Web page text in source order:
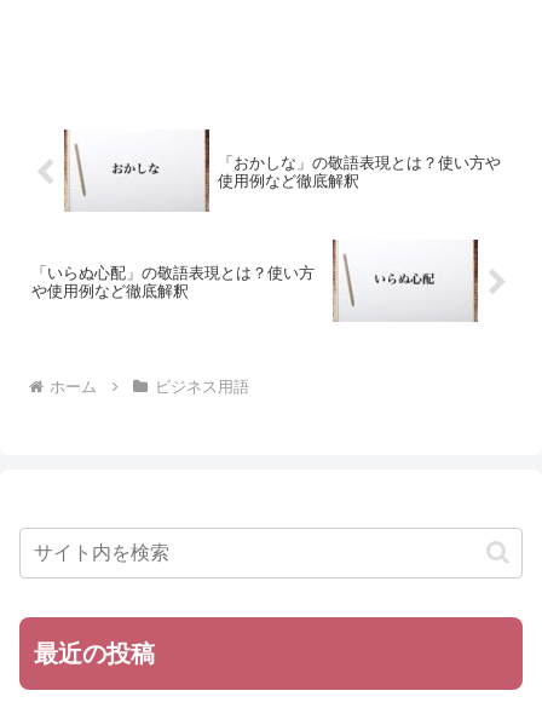
「おかしな」の敬語表現とは？使い方や
使用例など徹底解釈
「いらぬ心配」の敬語表現とは？使い方
や使用例など徹底解釈
ホーム ビジネス用語
最近の投稿